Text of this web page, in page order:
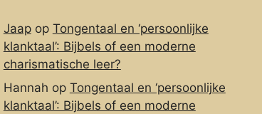
Jaapop Tongentaal en ‘persoonlijke
klanktaal’: Bijbels of een moderne
charismatische leer?
Hannah op Tongentaal en ‘persoonlijke
klanktaal’: Bijbels of een moderne